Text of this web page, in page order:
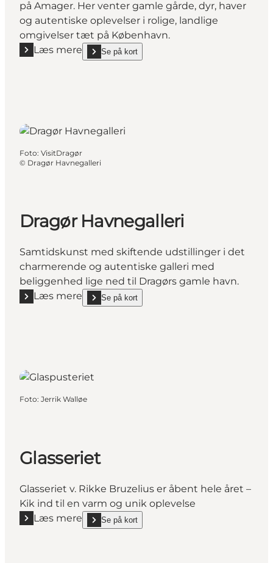
på Amager. Her venter gamle gårde, dyr, haver
og autentiske oplevelser i rolige, landlige
omgivelser tæt på København.
Læs mere
Læs mere "Hollændergårdene"
Se på kort
show Hollændergårdene on_map
Foto: VisitDragør
© Dragør Havnegalleri
Dragør Havnegalleri
Samtidskunst med skiftende udstillinger i det
charmerende og autentiske galleri med
beliggenhed lige ned til Dragørs gamle havn.
Læs mere
Læs mere "Dragør Havnegalleri"
Se på kort
show Dragør Havnegalleri on_map
Foto: Jerrik Walløe
Glasseriet
Glasseriet v. Rikke Bruzelius er åbent hele året –
Kik ind til en varm og unik oplevelse
Læs mere
Læs mere "Glasseriet"
Se på kort
show Glasseriet on_map